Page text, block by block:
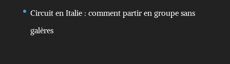
Circuit en Italie : comment partir en groupe sans
galères